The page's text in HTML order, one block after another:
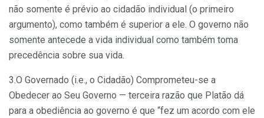
não somente é prévio ao cidadão individual (o primeiro
argumento), como também é superior a ele. O governo não
somente antecede a vida individual como também toma
precedência sobre sua vida.
3.O Governado (i.e., o Cidadão) Comprometeu-se a
Obedecer ao Seu Governo — terceira razão que Platão dá
para a obediência ao governo é que “fez um acordo com ele